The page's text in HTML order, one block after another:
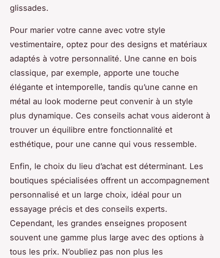
glissades.
Pour marier votre canne avec votre style
vestimentaire, optez pour des designs et matériaux
adaptés à votre personnalité. Une canne en bois
classique, par exemple, apporte une touche
élégante et intemporelle, tandis qu’une canne en
métal au look moderne peut convenir à un style
plus dynamique. Ces conseils achat vous aideront à
trouver un équilibre entre fonctionnalité et
esthétique, pour une canne qui vous ressemble.
Enfin, le choix du lieu d’achat est déterminant. Les
boutiques spécialisées offrent un accompagnement
personnalisé et un large choix, idéal pour un
essayage précis et des conseils experts.
Cependant, les grandes enseignes proposent
souvent une gamme plus large avec des options à
tous les prix. N’oubliez pas non plus les